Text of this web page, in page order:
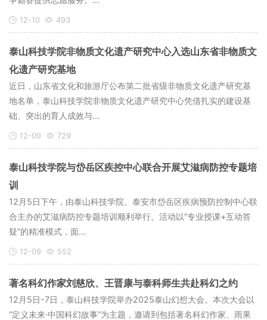
12-10 493
泰山科技学院非物质文化遗产研究中心入选山东省非物质文
化遗产研究基地
近日，山东省文化和旅游厅公布第二批省级非物质文化遗产研究基
地名单，泰山科技学院非物质文化遗产研究中心凭借扎实的建设基
础、突出的育人成效与...
12-09 729
泰山科技学院与岱岳区疾控中心联合开展艾滋病防控专题培
训
12月5日下午，由泰山科技学院、泰安市岱岳区疾病预防控制中心联
合主办的艾滋病防控专题培训顺利举行。活动以“专业授课+互动答
疑”的精准模式，面...
12-09 552
著名科幻作家刘慈欣、王晋康与泰科师生共赴科幻之约
​12月5日-7日，泰山科技学院举办2025泰山幻想大会。本次大会以
“定义未来·中国科幻故事”为主题，邀请到包括著名科幻作家、雨果